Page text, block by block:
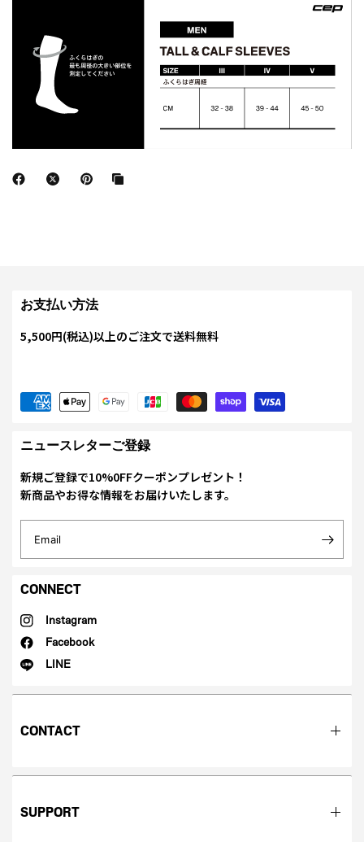
お支払い方法
5,500円(税込)以上のご注文で送料無料
ニュースレターご登録
新規ご登録で10%0FFクーポンプレゼント！
新商品やお得な情報をお届けいたします。
Email
CONNECT
Instagram
Facebook
LINE
CONTACT
SUPPORT